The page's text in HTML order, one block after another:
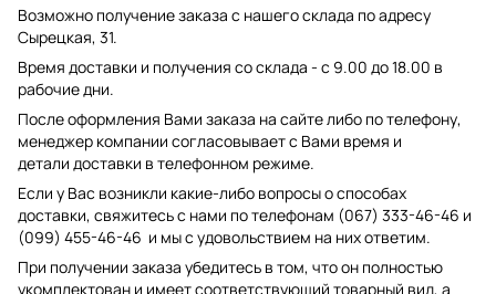
Возможно получение заказа с нашего склада по адресу
Сырецкая, 31.
Время доставки и получения со склада - с 9.00 до 18.00 в
рабочие дни.
После оформления Вами заказа на сайте либо по телефону,
менеджер компании согласовывает с Вами время и
детали доставки в телефонном режиме.
Если у Вас возникли какие-либо вопросы о способах
доставки, свяжитесь с нами по телефонам (067) 333-46-46 и
(099) 455-46-46 и мы с удовольствием на них ответим.
При получении заказа убедитесь в том, что он полностью
укомплектован и имеет соответствующий товарный вид, а